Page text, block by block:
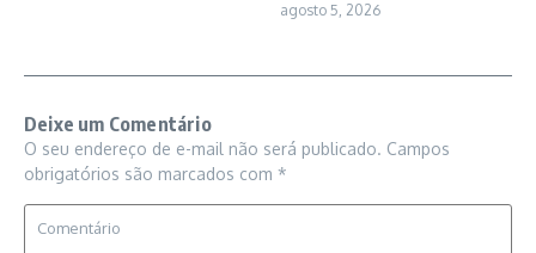
agosto 5, 2026
Deixe um Comentário
O seu endereço de e-mail não será publicado. Campos
obrigatórios são marcados com *